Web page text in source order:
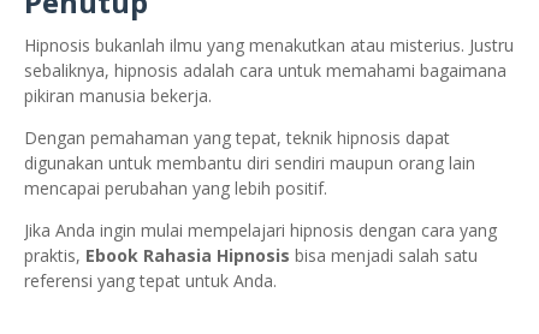
Hipnosis bukanlah ilmu yang menakutkan atau misterius. Justru
sebaliknya, hipnosis adalah cara untuk memahami bagaimana
pikiran manusia bekerja.
Dengan pemahaman yang tepat, teknik hipnosis dapat
digunakan untuk membantu diri sendiri maupun orang lain
mencapai perubahan yang lebih positif.
Jika Anda ingin mulai mempelajari hipnosis dengan cara yang
praktis, Ebook Rahasia Hipnosis bisa menjadi salah satu
referensi yang tepat untuk Anda.